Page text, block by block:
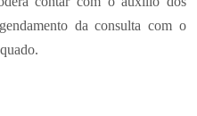
da consulta com o